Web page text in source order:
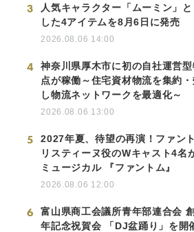
3
人気キャラクター「ムーミン」
した4アイテムを8月6日に発売
2026.08.06 14:00
4
神奈川県厚木市に初の自社運営
点が稼働～住宅資材物流を集約
し物流ネットワークを最適化～
2026.08.06 13:00
5
2027年夏、待望の再演！ファン
リスティーヌ役のWキャスト4名
ミュージカル 『ファントム』
2026.08.06 12:00
6
富山県商工会議所青年部連合会
年記念祝賀会 「DJ盆踊り」を開